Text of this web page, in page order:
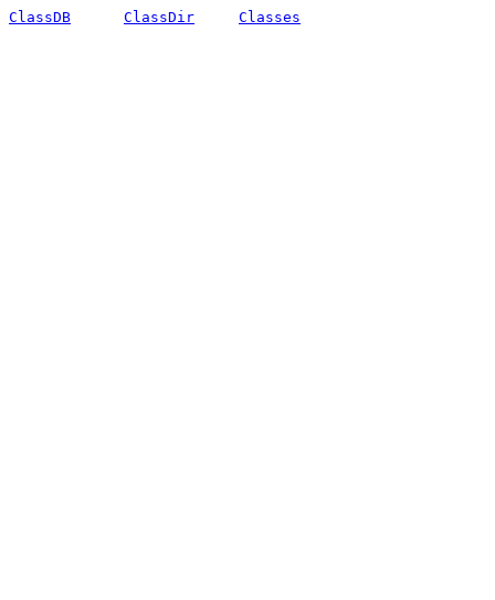
ClassDB ClassDir Classes